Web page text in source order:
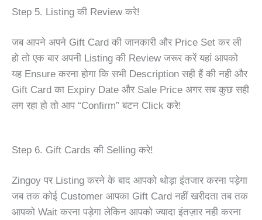
Step 5. Listing की Review करे!
जब आपने अपने Gift Card की जानकारी और Price Set कर ली
हो तो एक बार अपनी Listing की Review जरूर करें यहां आपको
यह Ensure करना होगा कि सभी Description सही हैं की नही और
Gift Card का Expiry Date और Sale Price अगर सब कुछ सही
लग रहा हो तो आप “Confirm” बटन Click करे!
Step 6. Gift Cards की Selling करे!
Zingoy पर Listing करने के बाद आपको थोड़ा इंतजार करना पड़ेगा
जब तक कोई Customer आपका Gift Card नहीं खरीदता तब तक
आपको Wait करना पड़ेगा लेकिन आपको ज्यादा इंतज़ार नही करना